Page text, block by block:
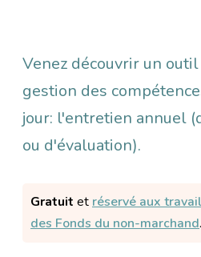
Description
Venez découvrir un
gestion des
jour: l'entretien annuel
ou d'évaluation).
Gratuit et réservé aux
des Fonds du non-marchand.